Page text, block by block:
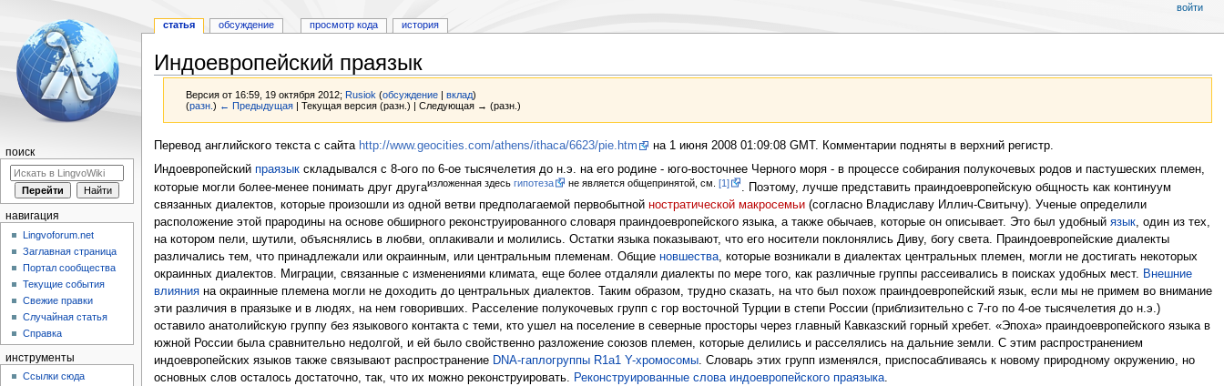
Индоевропейский праязык
Версия от 16:59, 19 октября 2012; Rusiok (обсуждение |вклад)
(разн.) ← Предыдущая | Текущая версия (разн.) | Следующая → (разн.)
Перейти
к
навигации
Перейти
к
поиску
Перевод английского текста с сайта http://www.geocities.com/athens/ithaca/6623/pie.htm
на 1 июня 2008 01:09:08 GMT. Комментарии подняты в верхний регистр.
Индоевропейский праязыкскладывался с 8-ого по 6-ое тысячелетия до н.э. на его родине - юго-восточнее Черного моря - в процессе собирания полукочевых родов и пастушеских племен,
которые могли более-менее понимать друг другаизложенная здесь гипотеза не является общепринятой, см. [1]
. Поэтому, лучше представить праиндоевропейскую общность как континуум
связанных диалектов, которые произошли из одной ветви предполагаемой первобытной ностратической макросемьи(согласно Владиславу Иллич-Свитычу). Ученые определили
расположение этой прародины на основе обширного реконструированного словаря праиндоевропейского языка, а также обычаев, которые он описывает. Это был удобный язык, один из тех,
на котором пели, шутили, объяснялись в любви, оплакивали и молились. Остатки языка показывают, что его носители поклонялись Диву, богу света. Праиндоевропейские диалекты
различались тем, что принадлежали или окраинным, или центральным племенам. Общие новшества, которые возникали в диалектах центральных племен, могли не достигать некоторых
окраинных диалектов. Миграции, связанные с изменениями климата, еще более отдаляли диалекты по мере того, как различные группы рассеивались в поисках удобных мест.
Внешние
влиянияна окраинные племена могли не доходить до центральных диалектов. Таким образом, трудно сказать, на что был похож праиндоевропейский язык, если мы не примем во внимание
эти различия в праязыке и в людях, на нем говоривших. Расселение полукочевых групп с гор восточной Турции в степи России (приблизительно с 7-го по 4-ое тысячелетия до н.э.)
оставило анатолийскую группу без языкового контакта с теми, кто ушел на поселение в северные просторы через главный Кавказский горный хребет. «Эпоха» праиндоевропейского языка в
южной России была сравнительно недолгой, и ей было свойственно разложение союзов племен, которые делились и расселялись на дальние земли. С этим распространением
индоевропейских языков также связывают распространение DNA-гаплогруппы R1a1 Y-хромосомы. Словарь этих групп изменялся, приспосабливаясь к новому природному окружению, но
основных слов осталось достаточно, так, что их можно реконструировать.
Реконструированные слова индоевропейского праязыка.
статья обсуждение просмотр кода история
войти
поиск
навигация
Lingvoforum.net
Заглавная страница
Портал сообщества
Текущие события
Свежие правки
Случайная статья
Справка
инструменты
Ссылки сюда